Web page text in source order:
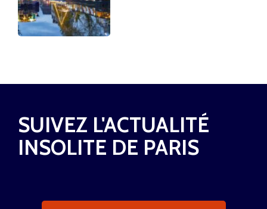
SUIVEZ L'ACTUALITÉ
INSOLITE DE PARIS